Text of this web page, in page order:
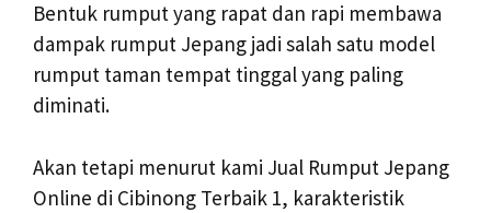
Bentuk rumput yang rapat dan rapi membawa
dampak rumput Jepang jadi salah satu model
rumput taman tempat tinggal yang paling
diminati.
Akan tetapi menurut kami Jual Rumput Jepang
Online di Cibinong Terbaik 1, karakteristik